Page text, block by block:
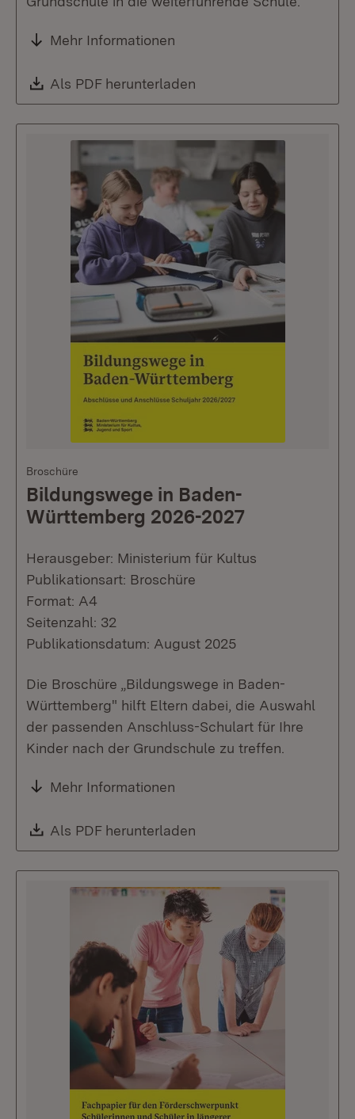
Mehr Informationen
Download:
Als PDF herunterladen
Broschüre
Bildungswege in Baden-
Württemberg 2026-2027
Herausgeber: Ministerium für Kultus
Publikationsart: Broschüre
Format: A4
Seitenzahl: 32
Publikationsdatum: August 2025
Die Broschüre „Bildungswege in Baden-
Württemberg" hilft Eltern dabei, die Auswahl
der passenden Anschluss-Schulart für Ihre
Kinder nach der Grundschule zu treffen.
Mehr Informationen
Download:
Als PDF herunterladen